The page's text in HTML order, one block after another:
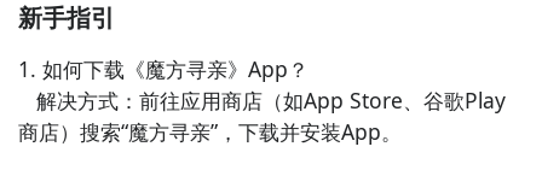
有组织和高效。
5. 《美食搜索》 - 这款生活休闲类APP提供了快速搜索
附近美食的功能，让你随时随地找到满足口腹之欲的美
食店。
新手指引
1. 如何下载《魔方寻亲》App？
商店）搜索“魔方寻亲”，下载并安装App。